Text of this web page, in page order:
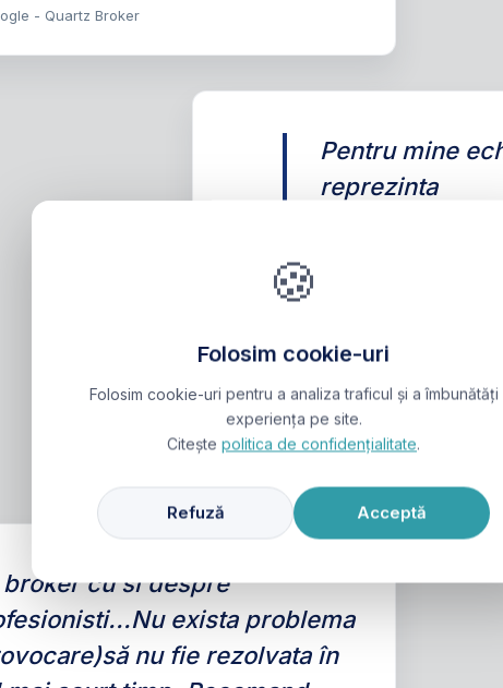
- Quartz Broker
Pentru mine
reprezinta
un deosebit
Este o placere
de oameni !
cuvenit, Adrian
Adrian Petcoviciu
sursa: Profil Google - Quartz Broker
broker cu si despre
exista problema
nu fie rezolvata în
🍪
Folosim cookie-uri
Folosim cookie-uri pentru a analiza traficul și a îmbunătăți
experiența pe site.
Citește politica de confidențialitate.
Refuză Acceptă